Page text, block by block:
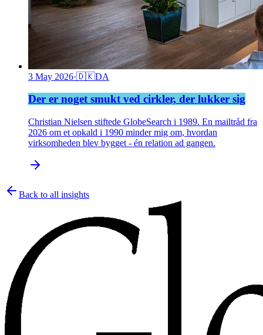
3 May 2026·🇩🇰DA
Der er noget smukt ved cirkler, der lukker sig
Christian Nielsen stiftede GlobeSearch i 1989. En mailtråd fra
2026 om et opkald i 1990 minder mig om, hvordan
virksomheden blev bygget - én relation ad gangen.
Back to all insights